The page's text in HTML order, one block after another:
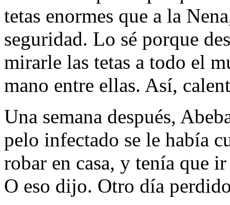
tetas enormes que a la
seguridad. Lo sé porque
mirarle las tetas a todo el
mano entre ellas. Así,
Una semana después,
pelo infectado se le había
robar en casa, y tenía que
O eso dijo. Otro día